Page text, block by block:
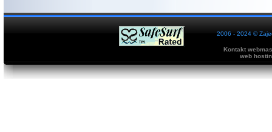
2006 - 2024 ©
Kontakt
web